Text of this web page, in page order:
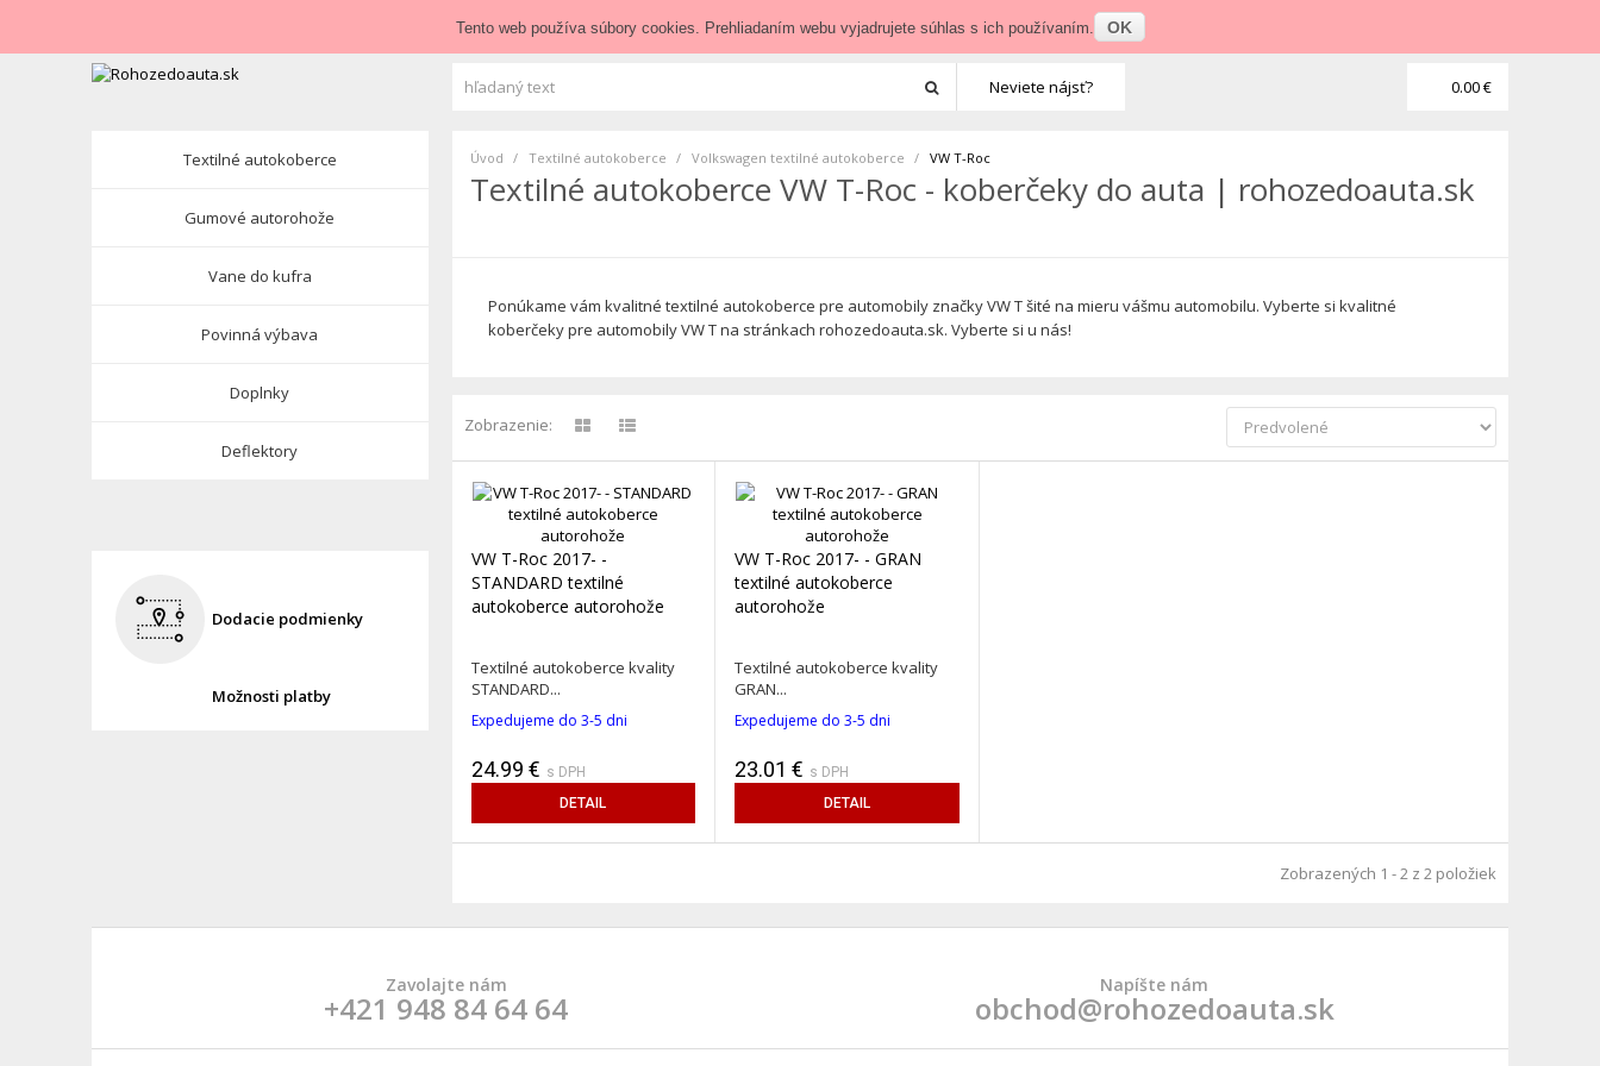
obchod@rohozedoauta.sk
Neviete nájsť? 0.00 €
Textilné autokoberce
Gumové autorohože
Vane do kufra
Povinná výbava
Doplnky
Deflektory
Dodacie podmienky
Možnosti platby
Úvod Textilné autokoberce Volkswagen textilné autokoberce VW T-Roc
Textilné autokoberce VW T-Roc - koberčeky do auta | rohozedoauta.sk
Ponúkame vám kvalitné textilné autokoberce pre automobily značky VW T šité na mieru vášmu automobilu. Vyberte si kvalitné
koberčeky pre automobily VW T na stránkach rohozedoauta.sk. Vyberte si u nás!
Zobrazenie:
VW T-Roc 2017- -
STANDARD textilné
autokoberce autorohože
Textilné autokoberce kvality
STANDARD...
Expedujeme do 3-5 dni
24.99 € s DPH
DETAIL
VW T-Roc 2017- - GRAN
textilné autokoberce
autorohože
Textilné autokoberce kvality
GRAN...
Expedujeme do 3-5 dni
23.01 € s DPH
DETAIL
Zobrazených 1 - 2 z 2 položiek
Zavolajte nám
+421 948 84 64 64
Napíšte nám
obchod@rohozedoauta.sk
Tento web používa súbory cookies. Prehliadaním webu vyjadrujete súhlas s ich používaním. OK